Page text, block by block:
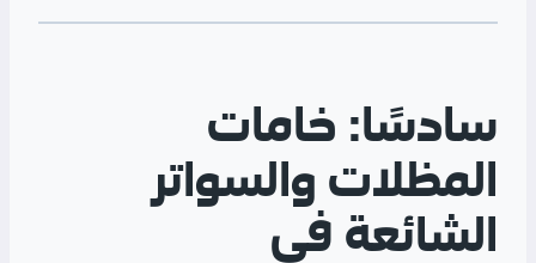
سادسًا: خامات
المظلات والسواتر
الشائعة في